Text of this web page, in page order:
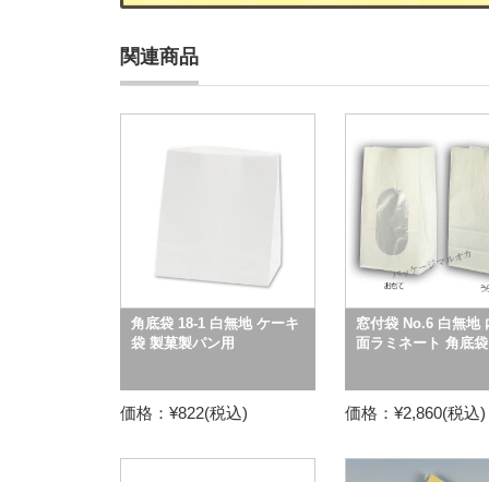
関連商品
角底袋 18-1 白無地 ケーキ
袋 製菓製パン用
価格：¥822(税込)
窓付袋 No.6 白無地
面ラミネート 角底袋
価格：¥2,860(税込)